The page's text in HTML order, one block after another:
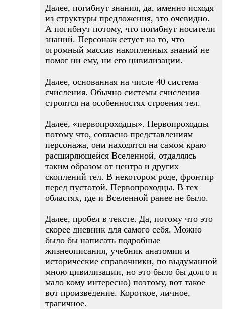
Далее, погибнут знания, да, именно исходя
из структуры предложения, это очевидно.
А погибнут потому, что погибнут носители
знаний. Персонаж сетует на то, что
огромный массив накопленных знаний не
помог ни ему, ни его цивилизации.
Далее, основанная на числе 40 система
счисления. Обычно системы счисления
строятся на особенностях строения тел.
Далее, «первопроходцы». Первопроходцы
потому что, согласно представлениям
персонажа, они находятся на самом краю
расширяющейся Вселенной, отдаляясь
таким образом от центра и других
скоплений тел. В некотором роде, фронтир
перед пустотой. Первопроходцы. В тех
областях, где и Вселенной ранее не было.
Далее, пробел в тексте. Да, потому что это
скорее дневник для самого себя. Можно
было бы написать подробные
жизнеописания, учебник анатомии и
исторические справочники, по выдуманной
мною цивилизации, но это было бы долго и
мало кому интересно) поэтому, вот такое
вот произведение. Короткое, личное,
трагичное.